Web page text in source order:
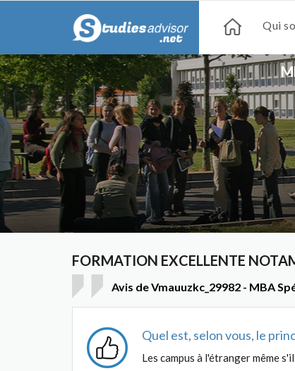
Qui
FORMATION EXCELLENTE
Avis de Vmauuzkc_29982 - MBA
Quel est, selon vous, le
Les campus à l'étranger même